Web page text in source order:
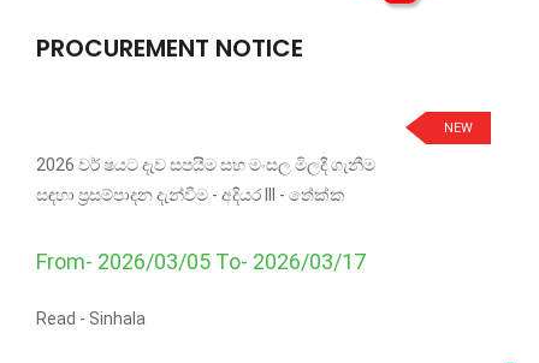
PROCUREMENT NOTICE
NEW
2026 වර් ෂයට දැව සපයීම සහ මංසල මිලදී ගැනීම
සඳහා ප්‍රසම්පාදන දැන්වීම - අදියර III - තේක්ක
From- 2026/03/05 To- 2026/03/17
Read - Sinhala